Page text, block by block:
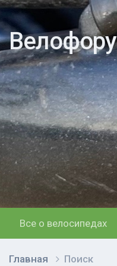
Все о велосипедах
Главная Поиск